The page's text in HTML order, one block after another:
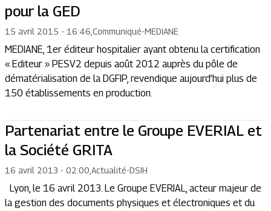
pour la GED
15 avril 2015 - 16:46 Communiqué-MEDIANE
MEDIANE, 1er éditeur hospitalier ayant obtenu la certification
« Editeur » PESV2 depuis août 2012 auprès du pôle de
dématérialisation de la DGFIP, revendique aujourd’hui plus de
150 établissements en production.
Partenariat entre le Groupe EVERIAL et
la Société GRITA
16 avril 2013 - 02:00 Actualité-DSIH
Lyon, le 16 avril 2013. Le Groupe EVERIAL, acteur majeur de
la gestion des documents physiques et électroniques et du